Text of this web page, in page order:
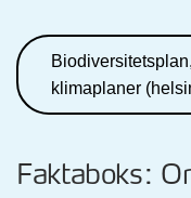
klimaplaner
Faktaboks: